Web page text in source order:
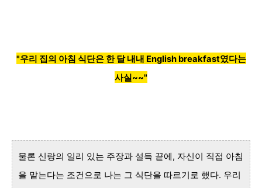
"우리 집의 아침 식단은 한 달 내내 English breakfast였다는
사실~~"
물론 신랑의 일리 있는 주장과 설득 끝에, 자신이 직접 아침
을 맡는다는 조건으로 나는 그 식단을 따르기로 했다. 우리